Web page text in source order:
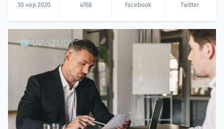
30 чер 2020 4768 Facebook Twitter